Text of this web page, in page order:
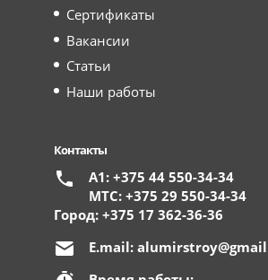
Сертификаты
Вакансии
Статьи
Наши работы
Контакты
А1: +375 44 550-34-34
МТС: +375 29 550-34-34
Город: +375 17 362-36-36
E.mail: